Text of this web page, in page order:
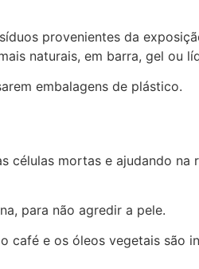
provenientes da
naturais, em barra, gel ou
embalagens de plástico.
células mortas e ajudando na
para não agredir a pele.
café e os óleos vegetais são